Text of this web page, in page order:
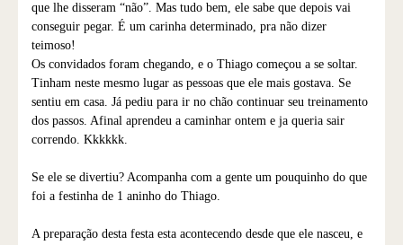
que lhe disseram “não”. Mas tudo bem, ele sabe que depois vai
conseguir pegar. É um carinha determinado, pra não dizer
teimoso!
Os convidados foram chegando, e o Thiago começou a se soltar.
Tinham neste mesmo lugar as pessoas que ele mais gostava. Se
sentiu em casa. Já pediu para ir no chão continuar seu treinamento
dos passos. Afinal aprendeu a caminhar ontem e ja queria sair
correndo. Kkkkkk.
Se ele se divertiu? Acompanha com a gente um pouquinho do que
foi a festinha de 1 aninho do Thiago.
A preparação desta festa esta acontecendo desde que ele nasceu, e